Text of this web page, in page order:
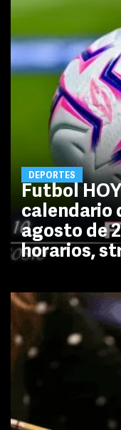
DEPORTES
Futbol
calendario
agosto de
horarios,